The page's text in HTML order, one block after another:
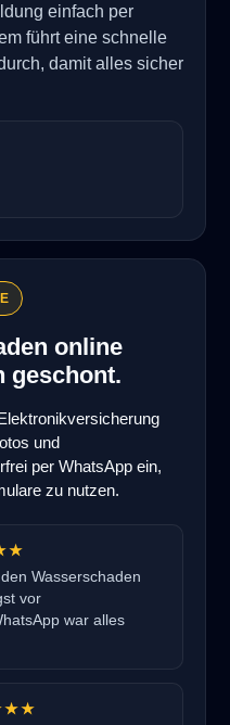
einfach per
führt eine schnelle
damit alles sicher
online
geschont.
und
per WhatsApp ein,
zu nutzen.
Wasserschaden
vor
war alles